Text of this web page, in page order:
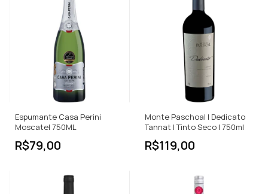
Espumante Casa Perini
Moscatel 750ML
R$79,00
Monte Paschoal | Dedicato
Tannat | Tinto Seco | 750ml
R$119,00